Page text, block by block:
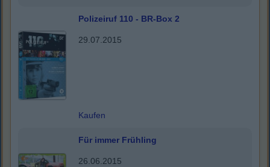
Polizeiruf 110 - BR-Box 2
29.07.2015
Kaufen
Für immer Frühling
26.06.2015